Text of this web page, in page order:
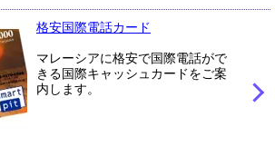
格安国際電話カード
マレーシアに格安で国際電話がで
きる国際キャッシュカードをご案
内します。